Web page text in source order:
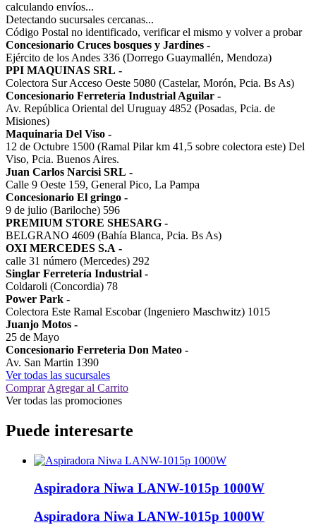
calculando envíos...
Detectando sucursales cercanas...
Código Postal no identificado, verificar el mismo y volver a probar
Concesionario Cruces bosques y Jardines -
Ejército de los Andes 336 (Dorrego Guaymallén, Mendoza)
PPI MAQUINAS SRL -
Colectora Sur Acceso Oeste 5080 (Castelar, Morón, Pcia. Bs As)
Concesionario Ferretería Industrial Aguilar -
Av. República Oriental del Uruguay 4852 (Posadas, Pcia. de
Misiones)
Maquinaria Del Viso -
12 de Octubre 1500 (Ramal Pilar km 41,5 sobre colectora este) Del
Viso, Pcia. Buenos Aires.
Juan Carlos Narcisi SRL -
Calle 9 Oeste 159, General Pico, La Pampa
Concesionario El gringo -
9 de julio (Bariloche) 596
PREMIUM STORE SHESARG -
BELGRANO 4609 (Bahía Blanca, Pcia. Bs As)
OXI MERCEDES S.A -
calle 31 número (Mercedes) 292
Singlar Ferretería Industrial -
Coldaroli (Concordia) 78
Power Park -
Colectora Este Ramal Escobar (Ingeniero Maschwitz) 1015
Juanjo Motos -
25 de Mayo
Concesionario Ferreteria Don Mateo -
Av. San Martin 1390
Ver todas las sucursales
Comprar Agregar al Carrito
Ver todas las promociones
Puede interesarte
Aspiradora Niwa LANW-1015p 1000W
Aspiradora Niwa LANW-1015p 1000W